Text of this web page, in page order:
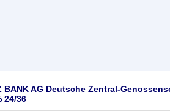
BANK AG Deutsche Zentral-
24/36